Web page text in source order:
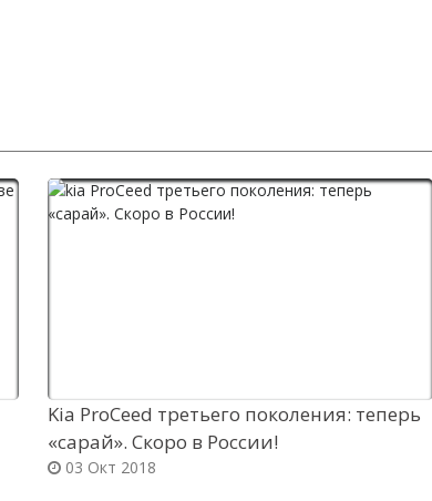
Kia ProCeed третьего поколения: теперь
«сарай». Скоро в России!
03 Окт 2018